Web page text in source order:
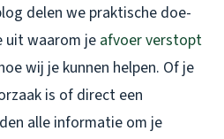
delen we praktische doe-
uit waarom je afvoer verstopt
wij je kunnen helpen. Of je
is of direct een
alle informatie om je